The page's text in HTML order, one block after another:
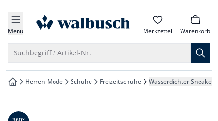
springen
springen
springen
springen
Menü zur Startseite Merkzettel Warenkorb
Suchbegriff / Artikel-Nr.
zur Startseite
Herren-Mode Schuhe Freizeitschuhe Wasserdichter Sneaker